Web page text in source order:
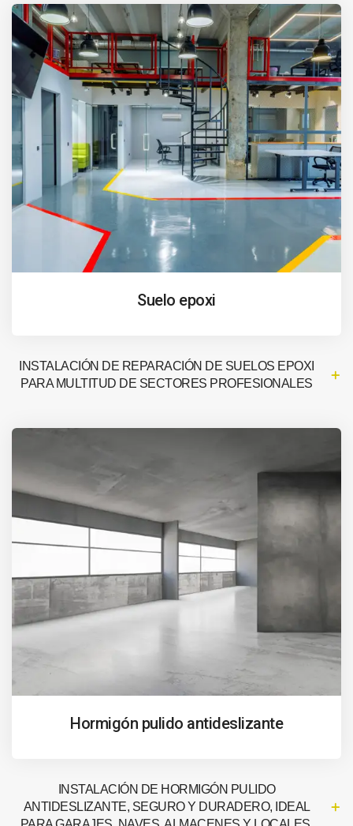
Suelo epoxi
INSTALACIÓN DE REPARACIÓN DE SUELOS EPOXI
PARA MULTITUD DE SECTORES PROFESIONALES
Hormigón pulido antideslizante
INSTALACIÓN DE HORMIGÓN PULIDO
ANTIDESLIZANTE, SEGURO Y DURADERO, IDEAL